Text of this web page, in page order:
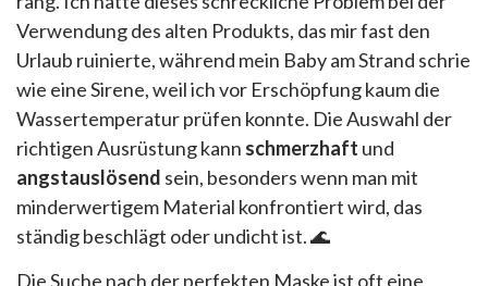
Verwendung des alten Produkts, das mir fast den
Urlaub ruinierte, während mein Baby am Strand schrie
wie eine Sirene, weil ich vor Erschöpfung kaum die
Wassertemperatur prüfen konnte. Die Auswahl der
richtigen Ausrüstung kann schmerzhaft und
angstauslösend sein, besonders wenn man mit
minderwertigem Material konfrontiert wird, das
ständig beschlägt oder undicht ist. 🌊
Die Suche nach der perfekten Maske ist oft eine